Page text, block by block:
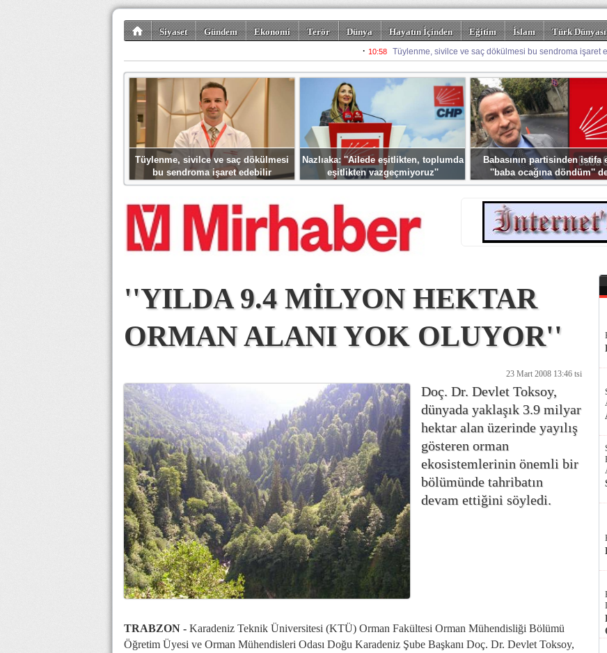
Siyaset Gündem Ekonomi Terör Dünya Hayatın İçinden Eğitim İslam Türk Dünyası
Spor Misafir Kalem Foto Galeriler
Tüylenme, sivilce ve saç dökülmesi
bu sendroma işaret edebilir
Nazlıaka: ''Ailede eşitlikten, toplumda
eşitlikten vazgeçmiyoruz''
Babasının partisinden istifa
''baba ocağına döndüm''
''YILDA 9.4 MİLYON HEKTAR
ORMAN ALANI YOK OLUYOR''
23 Mart 2008 13:46 tsi
Doç. Dr. Devlet Toksoy,
dünyada yaklaşık 3.9 milyar
hektar alan üzerinde yayılış
gösteren orman
ekosistemlerinin önemli bir
bölümünde tahribatın
devam ettiğini söyledi.
TRABZON - Karadeniz Teknik Üniversitesi (KTÜ) Orman Fakültesi Orman Mühendisliği Bölümü
Öğretim Üyesi ve Orman Mühendisleri Odası Doğu Karadeniz Şube Başkanı Doç. Dr. Devlet Toksoy,